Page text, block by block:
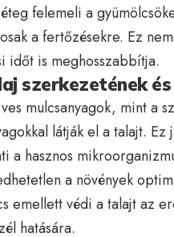
felemeli a
a fertőzésekre. Ez
időt is meghosszabbítja.
szerkezetének
mulcsanyagok, mint a
látják el a talajt.
a hasznos
a növények
emellett védi a talajt az
hatására.